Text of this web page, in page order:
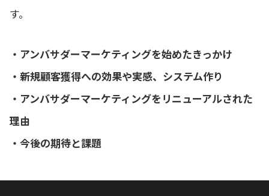
す。
・アンバサダーマーケティングを始めたきっかけ
・新規顧客獲得への効果や実感、システム作り
・アンバサダーマーケティングをリニューアルされた
理由
・今後の期待と課題